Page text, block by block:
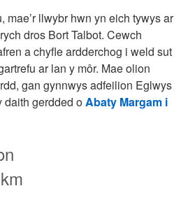
mae’r llwybr hwn yn eich tywys ar
dros Bort Talbot. Cewch
a chyfle ardderchog i weld sut
ar lan y môr. Mae olion
gan gynnwys adfeilion Eglwys
daith gerdded oAbaty Margam i